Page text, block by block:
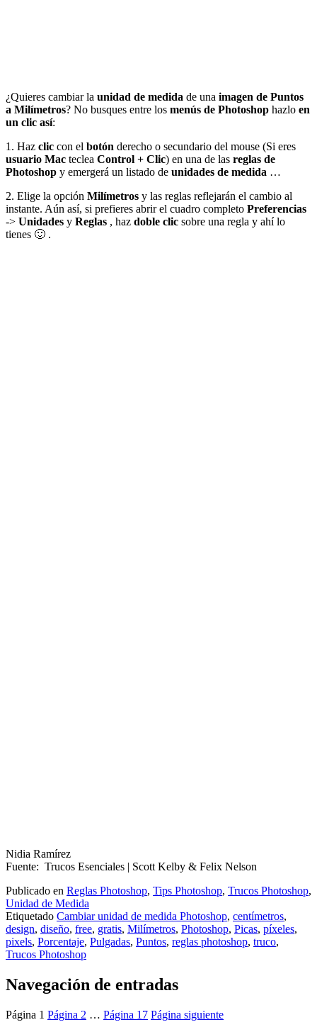
¿Quieres cambiar la unidad de medida de una imagen de Puntos
a Milímetros? No busques entre los menús de Photoshop hazlo en
un clic así:
1. Haz clic con el botón derecho o secundario del mouse (Si eres
usuario Mac teclea Control + Clic) en una de las reglas de
Photoshop y emergerá un listado de unidades de medida …
2. Elige la opción Milímetros y las reglas reflejarán el cambio al
instante. Aún así, si prefieres abrir el cuadro completo Preferencias
-> Unidades y Reglas , haz doble clic sobre una regla y ahí lo
tienes 🙂 .
Nidia Ramírez
Fuente: Trucos Esenciales | Scott Kelby & Felix Nelson
Publicado en Reglas Photoshop, Tips Photoshop, Trucos Photoshop,
Unidad de Medida
Etiquetado Cambiar unidad de medida Photoshop, centímetros,
design, diseño, free, gratis, Milímetros, Photoshop, Picas, píxeles,
pixels, Porcentaje, Pulgadas, Puntos, reglas photoshop, truco,
Trucos Photoshop
Navegación de entradas
Página 1 Página 2 … Página 17 Página siguiente